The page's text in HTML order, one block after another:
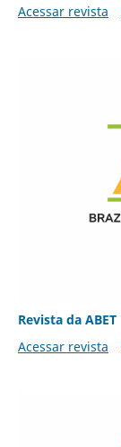
Acessar revista
Revista da ABET
Acessar revista